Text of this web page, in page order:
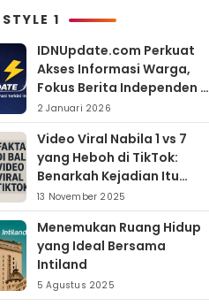
1
IDNUpdate.com Perkuat
Akses Informasi Warga,
Fokus Berita Independen di
Kabupaten Banyuasin
2 Januari 2026
Video Viral Nabila 1 vs 7
yang Heboh di TikTok:
Benarkah Kejadian Itu
Nyata?
13 November 2025
Menemukan Ruang Hidup
yang Ideal Bersama
Intiland
5 Agustus 2025